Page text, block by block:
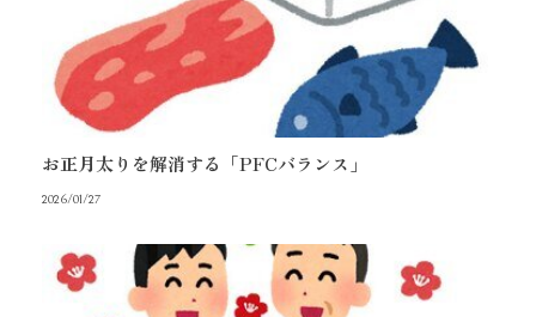
お正月太りを解消する「PFCバランス」
2026/01/27